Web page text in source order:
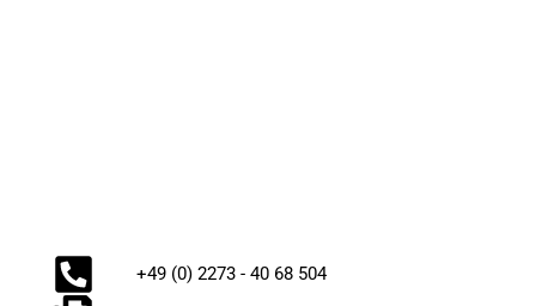
+49 (0) 2273 - 40 68 504